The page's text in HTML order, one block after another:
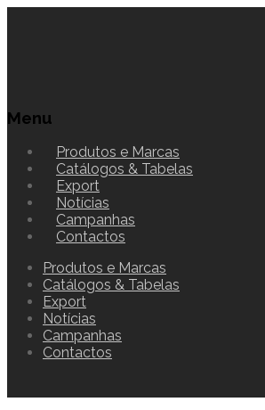
Menu
Produtos e Marcas
Catálogos & Tabelas
Export
Notícias
Campanhas
Contactos
Produtos e Marcas
Catálogos & Tabelas
Export
Notícias
Campanhas
Contactos